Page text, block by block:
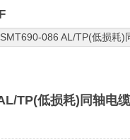
SMT690-086 AL/TP(低损耗)
TP(低损耗)同轴电